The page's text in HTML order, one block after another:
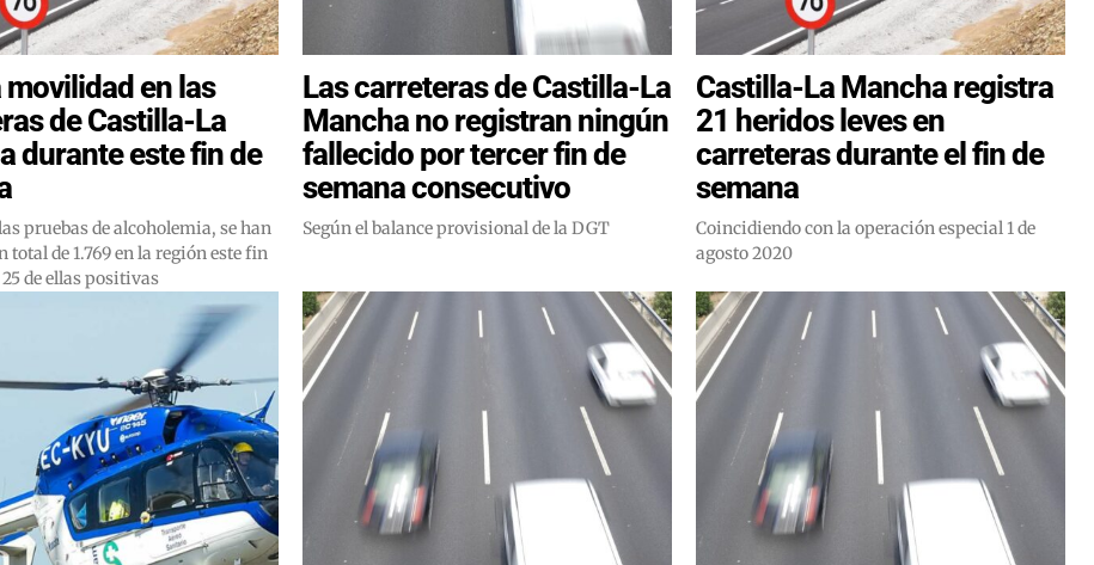
movilidad en las
de Castilla-La
durante este fin de
pruebas de alcoholemia, se han
total de 1.769 en la región este fin
de ellas positivas
Las carreteras de Castilla-La
Mancha no registran ningún
fallecido por tercer fin de
semana consecutivo
Según el balance provisional de la DGT
Castilla-La Mancha registra
21 heridos leves en
carreteras durante el fin de
semana
Coincidiendo con la operación especial 1 de
agosto 2020